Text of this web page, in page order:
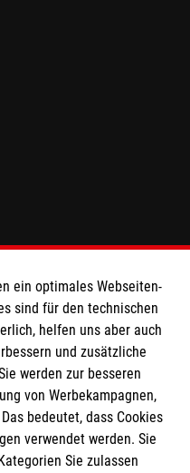
e.V.
2000 12
ein optimales Webseiten-
sind für den technischen
helfen uns aber auch
und zusätzliche
werden zur besseren
von Werbekampagnen,
bedeutet, dass Cookies
verwendet werden. Sie
Sie zulassen